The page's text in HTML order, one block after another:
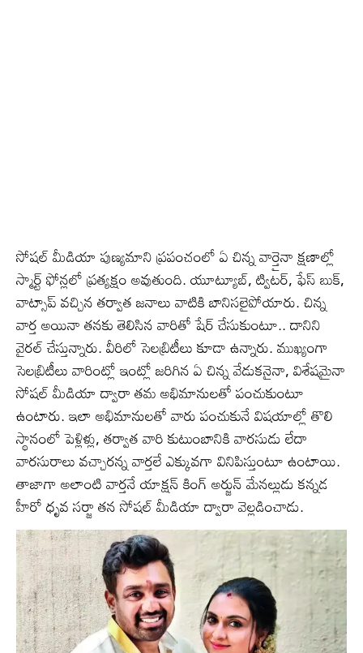
సోషల్ మీడియా పుణ్యమాని ప్రపంచంలో ఏ చిన్న వార్తైనా క్షణాల్లో
స్మార్ట్ ఫోన్లలో ప్రత్యక్షం అవుతుంది. యూట్యూబ్, ట్విటర్, ఫేస్ బుక్,
వాట్సాప్ వచ్చిన తర్వాత జనాలు వాటికి బానిసలైపోయారు. చిన్న
వార్త అయినా తనకు తెలిసిన వారితో షేర్ చేసుకుంటూ.. దానిని
వైరల్ చేస్తున్నారు. వీరిలో సెలబ్రిటీలు కూడా ఉన్నారు. ముఖ్యంగా
సెలబ్రిటీలు వారింట్లో ఇంట్లో జరిగిన ఏ చిన్న వేడుకనైనా, విశేషమైనా
సోషల్ మీడియా ద్వారా తమ అభిమానులతో పంచుకుంటూ
ఉంటారు. ఇలా అభిమానులతో వారు పంచుకునే విషయాల్లో తొలి
స్థానంలో పెళ్లిళ్లు, తర్వాత వారి కుటుంబానికి వారసుడు లేదా
వారసురాలు వచ్చారన్న వార్తలే ఎక్కువగా వినిపిస్తుంటూ ఉంటాయి.
తాజాగా అలాంటి వార్తనే యాక్షన్ కింగ్ అర్జున్ మేనల్లుడు కన్నడ
హీరో ధృవ సర్జా తన సోషల్ మీడియా ద్వారా వెల్లడించాడు.